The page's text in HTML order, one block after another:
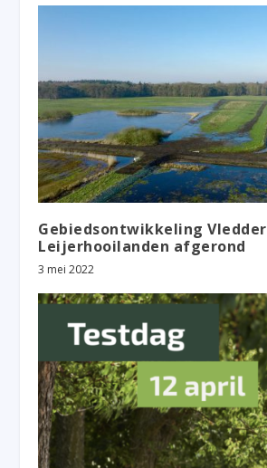
Gebiedsontwikkeling
Leijerhooilanden afgerond
3 mei 2022